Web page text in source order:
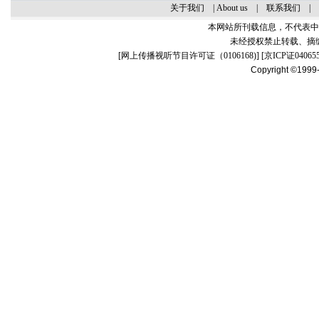
关于我们 About us| 联系我们
本网站所刊载信息，不代表
未经授权禁止转载、摘
[网上传播视听节目许可证（0106168)] [京ICP证
Copyright